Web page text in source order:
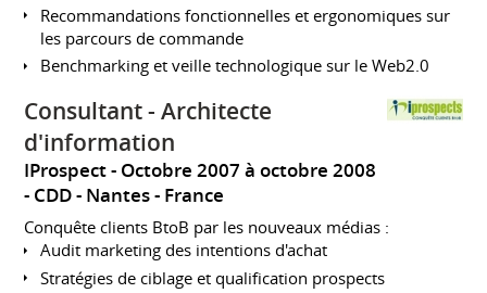
Recommandations fonctionnelles et ergonomiques sur
les parcours de commande
Benchmarking et veille technologique sur le Web2.0
Consultant - Architecte
d'information
IProspect
Octobre 2007 à octobre 2008
CDD
Nantes France
Conquête clients BtoB par les nouveaux médias :
Audit marketing des intentions d'achat
Stratégies de ciblage et qualification prospects